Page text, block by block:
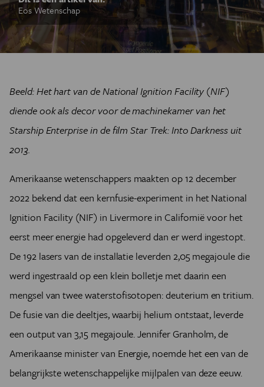
Eos Wetenschap
Beeld: Het hart van de National Ignition Facility (NIF)
diende ook als decor voor de machinekamer van het
Starship Enterprise in de film Star Trek: Into Darkness uit
2013.
Amerikaanse wetenschappers maakten op 12 december
2022 bekend dat een kernfusie-experiment in het National
Ignition Facility (NIF) in Livermore in Californië voor het
eerst meer energie had opgeleverd dan er werd ingestopt.
De 192 lasers van de installatie leverden 2,05 megajoule die
werd ingestraald op een klein bolletje met daarin een
mengsel van twee waterstofisotopen: deuterium en tritium.
De fusie van die deeltjes, waarbij helium ontstaat, leverde
een output van 3,15 megajoule. Jennifer Granholm, de
Amerikaanse minister van Energie, noemde het een van de
belangrijkste wetenschappelijke mijlpalen van deze eeuw.